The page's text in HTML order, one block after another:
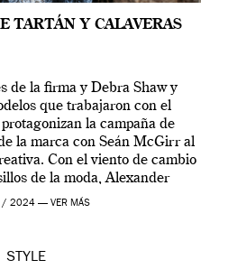
TARTÁN Y CALAVERAS
de la firma y Debra Shaw y
que trabajaron con el
la campaña de
la marca con Seán McGirr al
Con el viento de cambio
de la moda, Alexander
prepara para una […]
/ 2024 — VER MÁS
STYLE